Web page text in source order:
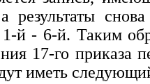
результаты
1-й - 6-й. Таким
17-го приказа
иметь